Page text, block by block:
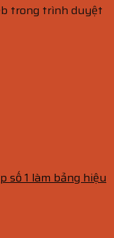
trong trình duyệt
số 1 làm bảng hiệu